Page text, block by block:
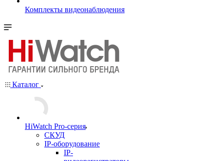
Комплекты видеонаблюдения
Каталог
HiWatch Pro-серия
CКУД
IP-оборудование
IP-